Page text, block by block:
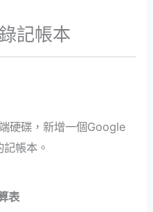
記帳本
硬碟，新增一個Google
帳本。
表